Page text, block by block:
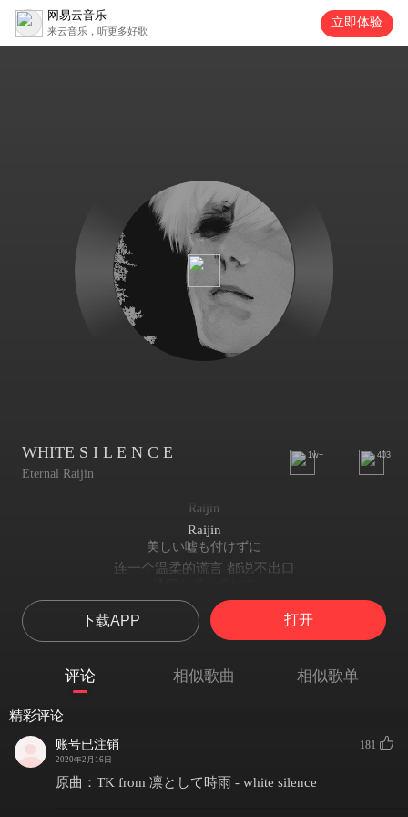
网易云音乐
来云音乐，听更多好歌
立即体验
WHITE S I L E N C E
Eternal Raijin
1w+ 403
Raijin
Raijin
美しい嘘も付けずに
连一个温柔的谎言 都说不出口
一直憧憬着 那双澄澈的眼眸
目を塞いで 見えたものは
闭上双眼后 所看见的
是坠入寒冬的梦 残留的气息
若触碰风的话 我也会被它带走吧
秘密に咲いたそのフィクション
下载APP 打开
评论 相似歌曲 相似歌单
精彩评论
账号已注销
2020年2月16日
181
原曲：TK from 凛として時雨 - white silence